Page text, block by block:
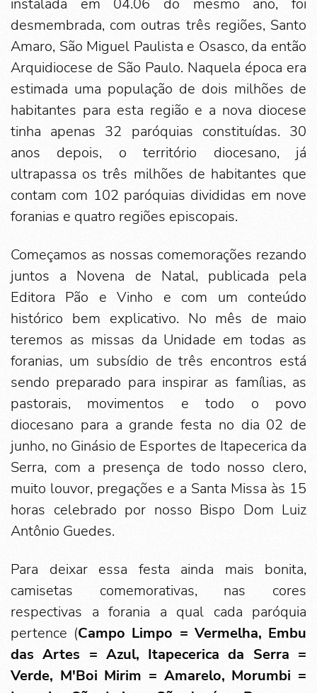
instalada em 04.06 do mesmo ano, foi
desmembrada, com outras três regiões, Santo
Amaro, São Miguel Paulista e Osasco, da então
Arquidiocese de São Paulo. Naquela época era
estimada uma população de dois milhões de
habitantes para esta região e a nova diocese
tinha apenas 32 paróquias constituídas. 30
anos depois, o território diocesano, já
ultrapassa os três milhões de habitantes que
contam com 102 paróquias divididas em nove
foranias e quatro regiões episcopais.
Começamos as nossas comemorações rezando
juntos a Novena de Natal, publicada pela
Editora Pão e Vinho e com um conteúdo
histórico bem explicativo. No mês de maio
teremos as missas da Unidade em todas as
foranias, um subsídio de três encontros está
sendo preparado para inspirar as famílias, as
pastorais, movimentos e todo o povo
diocesano para a grande festa no dia 02 de
junho, no Ginásio de Esportes de Itapecerica da
Serra, com a presença de todo nosso clero,
muito louvor, pregações e a Santa Missa às 15
horas celebrado por nosso Bispo Dom Luiz
Antônio Guedes.
Para deixar essa festa ainda mais bonita,
camisetas comemorativas, nas cores
respectivas a forania a qual cada paróquia
pertence (Campo Limpo = Vermelha, Embu
das Artes = Azul, Itapecerica da Serra =
Verde, M'Boi Mirim = Amarelo, Morumbi =